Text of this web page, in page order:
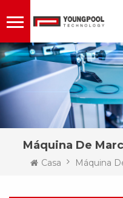
Máquina De
Casa Máquina